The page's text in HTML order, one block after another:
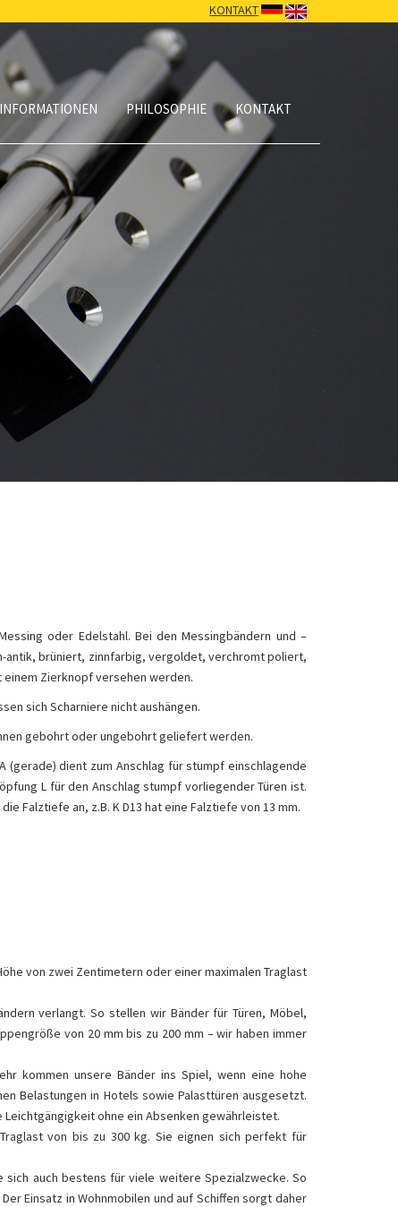
KONTAKT
PHILOSOPHIE KONTAKT
oder Edelstahl. Bei den Messingbändern und –
antik, brüniert, zinnfarbig, vergoldet, verchromt poliert,
einem Zierknopf versehen werden.
sich Scharniere nicht aushängen.
gebohrt oder ungebohrt geliefert werden.
(gerade) dient zum Anschlag für stumpf einschlagende
L für den Anschlag stumpf vorliegender Türen ist.
Falztiefe an, z.B. K D13 hat eine Falztiefe von 13 mm.
von zwei Zentimetern oder einer maximalen Traglast
verlangt. So stellen wir Bänder für Türen, Möbel,
von 20 mm bis zu 200 mm – wir haben immer
kommen unsere Bänder ins Spiel, wenn eine hohe
Belastungen in Hotels sowie Palasttüren ausgesetzt.
ohne ein Absenken gewährleistet.
von bis zu 300 kg. Sie eignen sich perfekt für
sich auch bestens für viele weitere Spezialzwecke. So
Einsatz in Wohnmobilen und auf Schiffen sorgt daher